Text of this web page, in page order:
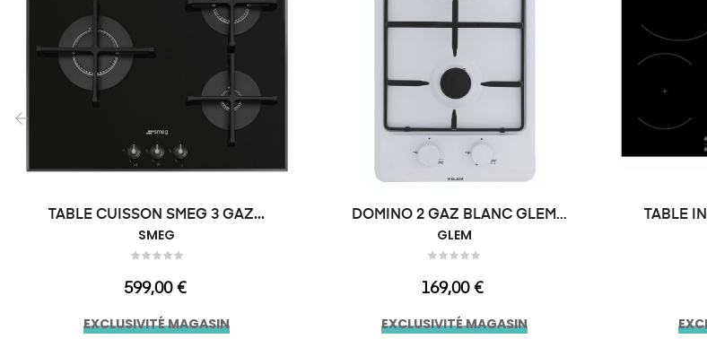
TABLE CUISSON SMEG 3 GAZ...
SMEG
Prix
599,00 €
EXCLUSIVITÉ MAGASIN
DOMINO 2 GAZ BLANC GLEM
GT32WH
GLEM
Prix
169,00 €
EXCLUSIVITÉ MAGASIN
TABLE